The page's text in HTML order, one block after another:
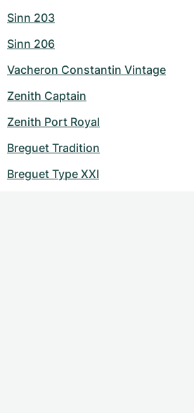
Sinn 203
Sinn 206
Vacheron Constantin Vintage
Zenith Captain
Zenith Port Royal
Breguet Tradition
Breguet Type XXI